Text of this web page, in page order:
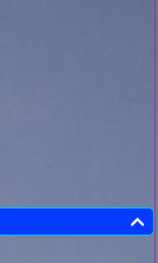
